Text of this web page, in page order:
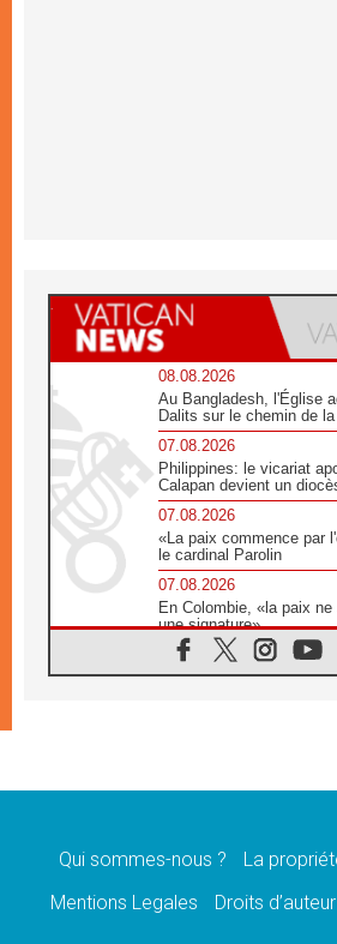
08.08.2026
Au Bangladesh, l'Église
Dalits sur le chemin de
07.08.2026
Philippines: le vicariat
Calapan devient un
07.08.2026
«La paix commence par
le cardinal Parolin
07.08.2026
En Colombie, «la paix
une signature»
07.08.2026
Le programme du
07.08.2026
07.08.2026
Argentine est un
Qui sommes-nous ? La
Mentions Legales
Droits d’auteur